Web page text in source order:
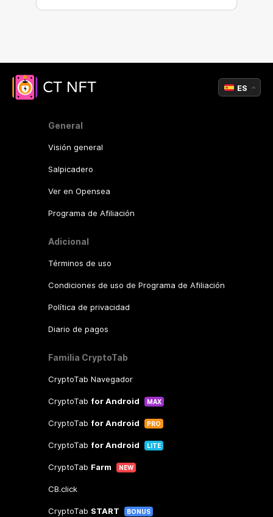
General
Visión general
Salpicadero
Ver en Opensea
Programa de Afiliación
Adicional
Términos de uso
Condiciones de uso de Programa de Afiliación
Política de privacidad
Diario de pagos
Familia CryptoTab
CryptoTab Navegador
CryptoTab for Android MAX
CryptoTab for Android PRO
CryptoTab for Android LITE
CryptoTab Farm NEW
CB.click
CryptoTab START BONUS
ES